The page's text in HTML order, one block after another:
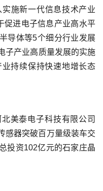
促进电子信息产业高水平
导体等5个细分行业发展
子产业高质量发展的实施
持续保持快速地增长态
感器突破百万量级装车交
投资102亿元的石家庄晶